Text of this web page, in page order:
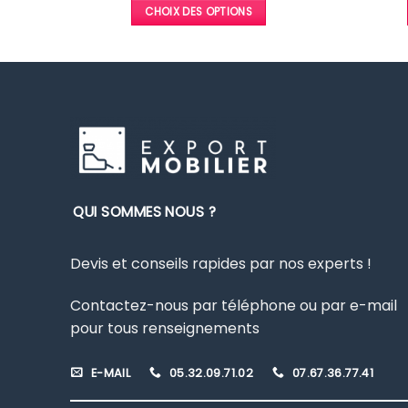
5432,00 €
à
prix :
6518,40 €
à
CHOIX DES OPTIONS
Les
options
être
la
du
produit
QUI SOMMES NOUS ?
Devis et conseils rapides par nos experts !
Contactez-nous par téléphone ou par e-mail
pour tous renseignements
E-MAIL 05.32.09.71.02 07.67.36.77.41